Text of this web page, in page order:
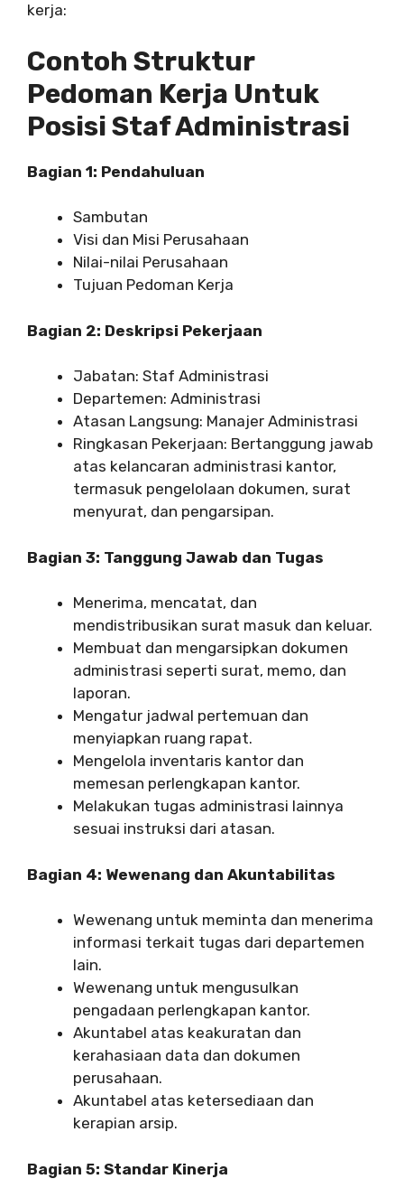
kerja:
Contoh Struktur
Pedoman Kerja Untuk
Posisi Staf Administrasi
Bagian 1: Pendahuluan
Sambutan
Visi dan Misi Perusahaan
Nilai-nilai Perusahaan
Tujuan Pedoman Kerja
Bagian 2: Deskripsi Pekerjaan
Jabatan: Staf Administrasi
Departemen: Administrasi
Atasan Langsung: Manajer Administrasi
Ringkasan Pekerjaan: Bertanggung jawab
atas kelancaran administrasi kantor,
termasuk pengelolaan dokumen, surat
menyurat, dan pengarsipan.
Bagian 3: Tanggung Jawab dan Tugas
Menerima, mencatat, dan
mendistribusikan surat masuk dan keluar.
Membuat dan mengarsipkan dokumen
administrasi seperti surat, memo, dan
laporan.
Mengatur jadwal pertemuan dan
menyiapkan ruang rapat.
Mengelola inventaris kantor dan
memesan perlengkapan kantor.
Melakukan tugas administrasi lainnya
sesuai instruksi dari atasan.
Bagian 4: Wewenang dan Akuntabilitas
Wewenang untuk meminta dan menerima
informasi terkait tugas dari departemen
lain.
Wewenang untuk mengusulkan
pengadaan perlengkapan kantor.
Akuntabel atas keakuratan dan
kerahasiaan data dan dokumen
perusahaan.
Akuntabel atas ketersediaan dan
kerapian arsip.
Bagian 5: Standar Kinerja